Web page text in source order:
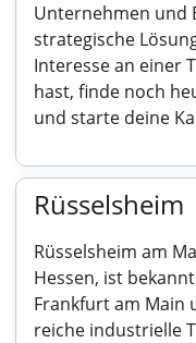
Unternehmen und
strategische
Interesse an einer
hast, finde noch
und starte deine
Rüsselsheim
Rüsselsheim am
Hessen, ist
Frankfurt am Main
reiche industrielle